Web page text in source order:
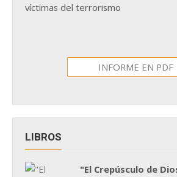
víctimas del terrorismo
INFORME EN PDF
LIBROS
"El Crepúsculo de